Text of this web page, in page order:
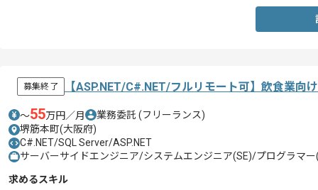
募集終了 【ASP.NET/C#.NET/フルリモート可】飲食業向
〜55万円／月 業務委託 (フリーランス)
堺筋本町(大阪府)
C#.NET/SQL Server/ASP.NET
サーバーサイドエンジニア/システムエンジニア(SE)/プログラマー
求めるスキル